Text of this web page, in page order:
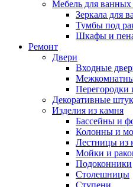
Мебель для ванных
Зеркала для
Тумбы под
Шкафы и
Ремонт
Двери
Входные
Перегородки
Декоративные
Изделия из камня
Бассейны и
Колонны и
Лестницы из
Мойки и
Подоконники
Столешницы
Ступени